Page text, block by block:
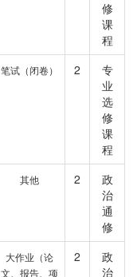
修
课
程
笔试（闭卷） 2
专
业
选
修
课
程
其他 2
政
治
通
修
大作业（论
文、报告、项
2
政
治